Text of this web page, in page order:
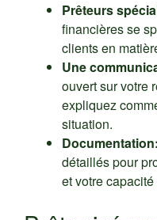
Prêteurs
financières se
clients en
Une
ouvert sur votre
expliquez
situation.
Documentation:
détaillés pour
et votre